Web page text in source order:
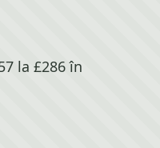
la £286 în